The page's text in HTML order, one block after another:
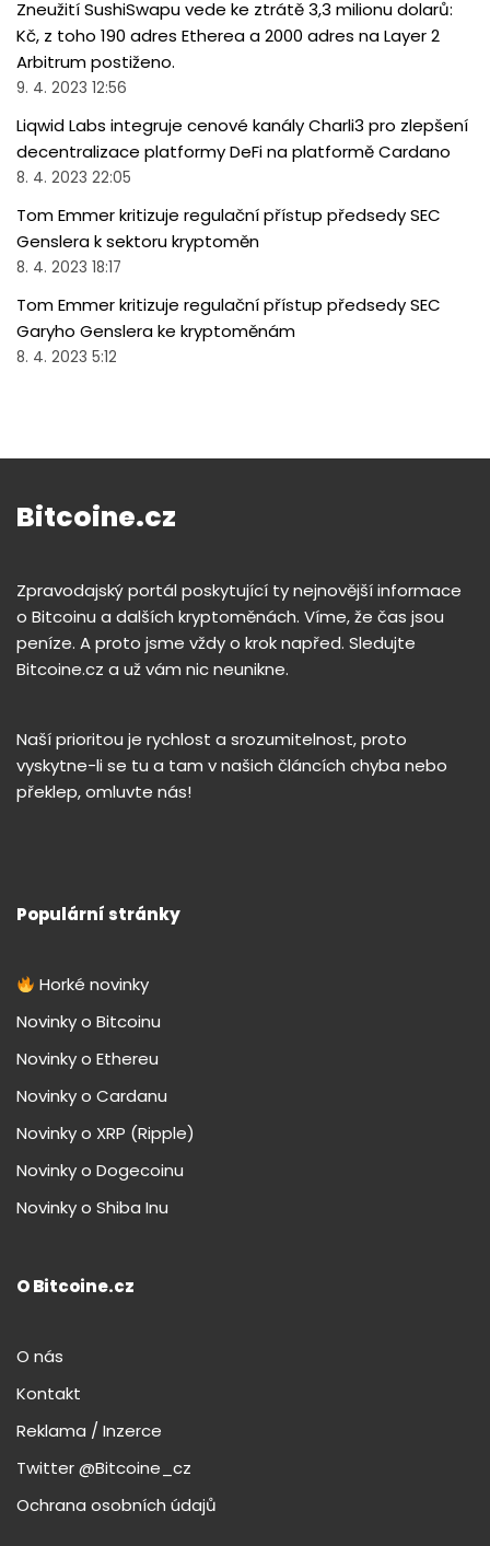
Zneužití SushiSwapu vede ke ztrátě 3,3 milionu dolarů:
Kč, z toho 190 adres Etherea a 2000 adres na Layer 2
Arbitrum postiženo.
9. 4. 2023 12:56
Liqwid Labs integruje cenové kanály Charli3 pro zlepšení
decentralizace platformy DeFi na platformě Cardano
8. 4. 2023 22:05
Tom Emmer kritizuje regulační přístup předsedy SEC
Genslera k sektoru kryptoměn
8. 4. 2023 18:17
Tom Emmer kritizuje regulační přístup předsedy SEC
Garyho Genslera ke kryptoměnám
8. 4. 2023 5:12
Bitcoine.cz
Zpravodajský portál poskytující ty nejnovější informace
o Bitcoinu a dalších kryptoměnách. Víme, že čas jsou
peníze. A proto jsme vždy o krok napřed. Sledujte
Bitcoine.cz a už vám nic neunikne.
Naší prioritou je rychlost a srozumitelnost, proto
vyskytne-li se tu a tam v našich článcích chyba nebo
překlep, omluvte nás!
Populární stránky
Horké novinky
Novinky o Bitcoinu
Novinky o Ethereu
Novinky o Cardanu
Novinky o XRP (Ripple)
Novinky o Dogecoinu
Novinky o Shiba Inu
O Bitcoine.cz
O nás
Kontakt
Reklama / Inzerce
Twitter @Bitcoine_cz
Ochrana osobních údajů